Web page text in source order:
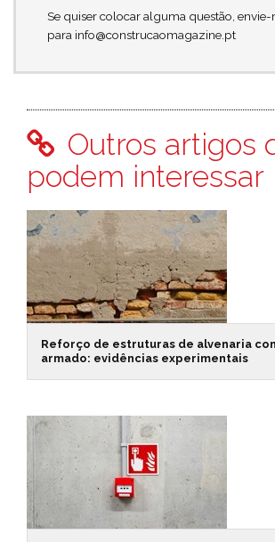
Se quiser colocar alguma questão,
para info@construcaomagazine.pt
Outros artigos
podem interessar
Reforço de estruturas de alvenaria
armado: evidências experimentais